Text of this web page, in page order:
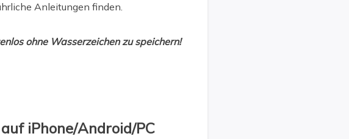
Anleitungen finden.
ohne Wasserzeichen zu speichern!
iPhone/Android/PC